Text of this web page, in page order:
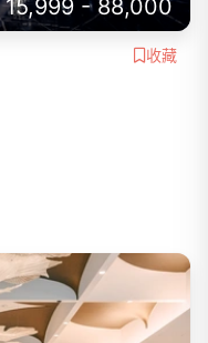
15,999 - 88,000
收藏